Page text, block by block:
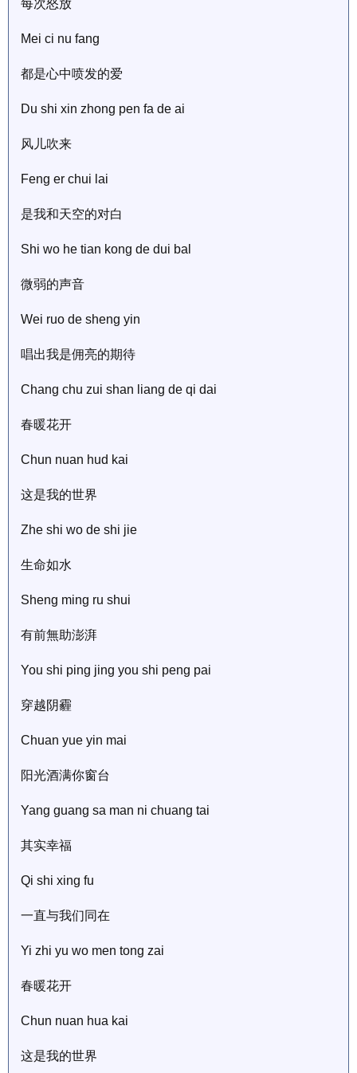
每次怒放
Mei ci nu fang
都是心中喷发的爱
Du shi xin zhong pen fa de ai
风儿吹来
Feng er chui lai
是我和天空的对白
Shi wo he tian kong de dui bal
微弱的声音
Wei ruo de sheng yin
唱出我是佣亮的期待
Chang chu zui shan liang de qi dai
春暖花开
Chun nuan hud kai
这是我的世界
Zhe shi wo de shi jie
生命如水
Sheng ming ru shui
有前無助澎湃
You shi ping jing you shi peng pai
穿越阴霾
Chuan yue yin mai
阳光酒满你窗台
Yang guang sa man ni chuang tai
其实幸福
Qi shi xing fu
一直与我们同在
Yi zhi yu wo men tong zai
春暖花开
Chun nuan hua kai
这是我的世界